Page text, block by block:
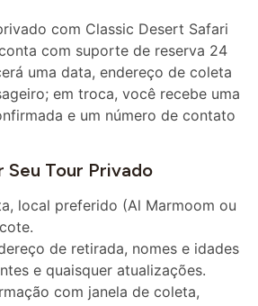
com suporte de reserva 24
uma data, endereço de coleta
em troca, você recebe uma
e um número de contato
Tour Privado
de retirada, nomes e idades
e quaisquer atualizações.
com janela de coleta,
e notas pré-viagem.